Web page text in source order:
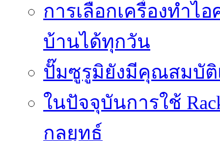
การเลือกเครื่องทำไ
บ้านได้ทุกวัน
ปั๊มซูรูมิยังมีคุณสมบัติ
ในปัจจุบันการใช้
กลยุทธ์